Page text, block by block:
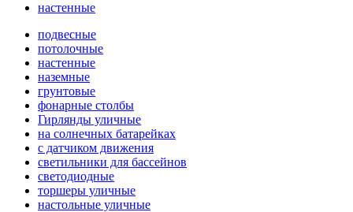
настенные
подвесные
потолочные
настенные
наземные
грунтовые
фонарные столбы
Гирлянды уличные
на солнечных батарейках
с датчиком движения
светильники для бассейнов
светодиодные
торшеры уличные
настольные уличные